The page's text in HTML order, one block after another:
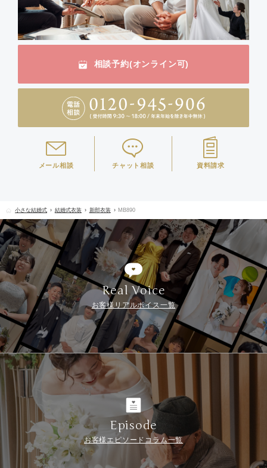
相談予約(オンライン可)
メール相談 チャット相談 資料請求
小さな結婚式 結婚式衣装 新郎衣装 MB890
Real Voice
お客様リアルボイス一覧
Episode
お客様エピソードコラム一覧